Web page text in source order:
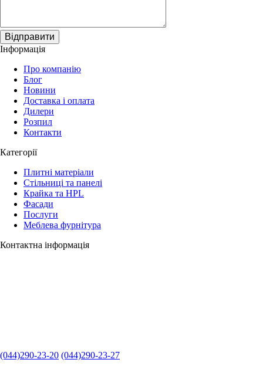
Відправити
Інформація
Про компанію
Блог
Новини
Доставка і оплата
Дилери
Розпил
Контакти
Категорії
Плитні матеріали
Стільниці та панелі
Крайка та HPL
Фасади
Послуги
Меблева фурнітура
Контактна інформація
(044)290-23-20 (044)290-23-27